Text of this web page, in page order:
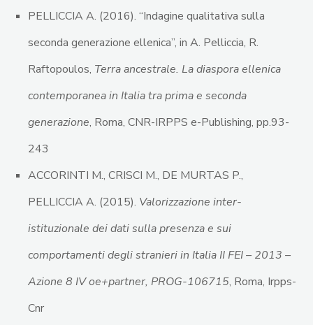
PELLICCIA A. (2016). “Indagine qualitativa sulla
seconda generazione ellenica”, in A. Pelliccia, R.
Raftopoulos, Terra ancestrale. La diaspora ellenica
contemporanea in Italia tra prima e seconda
generazione, Roma, CNR-IRPPS e-Publishing, pp.93-
243
ACCORINTI M., CRISCI M., DE MURTAS P.,
PELLICCIA A. (2015). Valorizzazione inter-
istituzionale dei dati sulla presenza e sui
comportamenti degli stranieri in Italia II FEI – 2013 –
Azione 8 IV oe+partner, PROG-106715, Roma, Irpps-
Cnr